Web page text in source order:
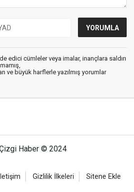
edici cümleler veya imalar, inançlara saldırı
ve büyük harflerle yazılmış yorumlar
Haber © 2024
Gizlilik İlkeleri Sitene Ekle